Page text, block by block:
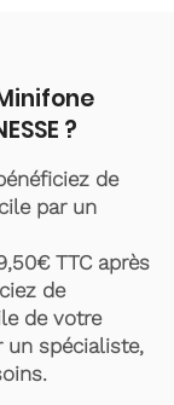
?
de
par un
TTC après
de
de votre
spécialiste,